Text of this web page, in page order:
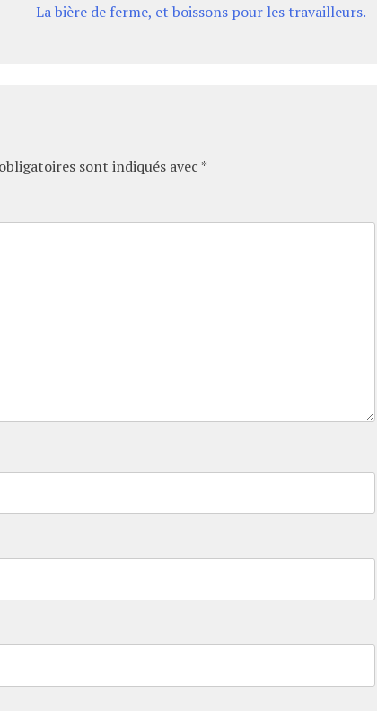
La bière de ferme, et boissons pour les travailleurs.
sont indiqués avec *